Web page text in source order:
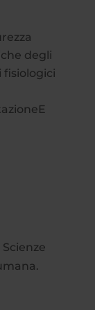
degli